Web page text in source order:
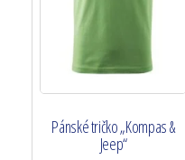
Pánské tričko „Kompas &
Jeep“